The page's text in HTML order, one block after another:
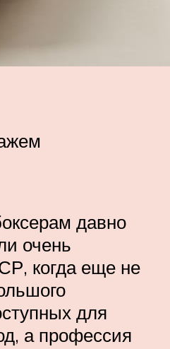
давно
очень
когда еще не
для
а профессия